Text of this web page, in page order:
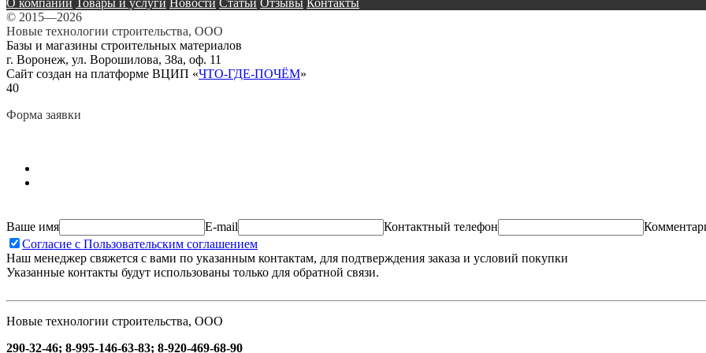
© 2015—2026
Новые технологии строительства, ООО
Базы и магазины строительных материалов
г. Воронеж, ул. Ворошилова, 38а, оф. 11
Сайт создан на платформе ВЦИП «ЧТО-ГДЕ-ПОЧЁМ»
40
Форма заявки
Ваше имя E-mail Контактный телефон
Согласие с Пользовательским соглашением
Наш менеджер свяжется с вами по указанным контактам, для подтверждения заказа и условий покупки
Указанные контакты будут использованы только для обратной связи.
Новые технологии строительства, ООО
290-32-46; 8-995-146-63-83; 8-920-469-68-90